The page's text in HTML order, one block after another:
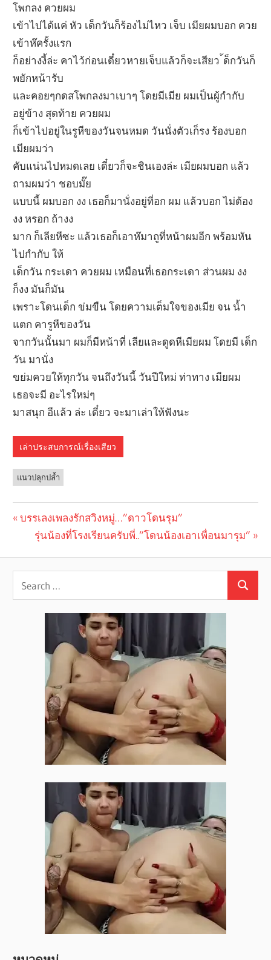
โพกลง ควยผม
เข้าไปได้แค่ หัว เด็กวันก็ร้องไม่ไหว เจ็บ เมียผมบอก ควย
เข้าห๊ครั้งแรก
ก็อย่างงี้ล่ะ คาไว้ก่อนเดี๋ยวหายเจ็บแล้วก็จะเสียว ้ด็กวันก็
พยักหน้ารับ
และคอยๆกดสโพกลงมาเบาๆ โดยมีเมีย ผมเป็นผู้กำกับ
อยู่ข้าง สุดท้าย ควยผม
ก็เข้าไปอยู่ในรูหีของวันจนหมด วันนั่งตัวเก็รง ร้องบอก
เมียผมว่า
คับแน่นไปหมดเลย เดี๋ยวก็จะชินเองล่ะ เมียผมบอก แล้ว
ถามผมว่า ชอบมั๊ย
แบบนี้ ผมบอก งง เธอก็มานั่งอยู่ที่อก ผม แล้วบอก ไม่ต้อง
งง หรอก ถ้างง
มาก ก็เลียหีซะ แล้วเธอก็เอาห๊มาถูที่หน้าผมอีก พร้อมหัน
ไปกำกับ ให้
เด็กวัน กระเดา ควยผม เหมือนที่เธอกระเดา ส่วนผม งง
ก็งง มันก็มัน
เพราะโดนเด็ก ข่มขืน โดยความเต็มใจของเมีย จน น้ำ
แตก คารูหีของวัน
จากวันนั้นมา ผมก็มีหน้าที่ เลียและดูดหีเมียผม โดยมี เด็ก
วัน มานั่ง
ขย่มควยให้ทุกวัน จนถึงวันนี้ วันปีใหม่ ท่าทาง เมียผม
เธอจะมี อะไรใหม่ๆ
มาสนุก อีแล้ว ล่ะ เดี๋ยว จะมาเล่าให้ฟังนะ
เล่าประสบการณ์เรื่องเสียว
แนวปลุกปล้ำ
Post
navigation
Previous
Post:
บรรเลงเพลงรักสวิงหมู่…”ดาวโดนรุม”
Next
รุ่นน้องที่โรงเรียนครับพี่..”โดนน้องเอาเพื่อนมารุม”